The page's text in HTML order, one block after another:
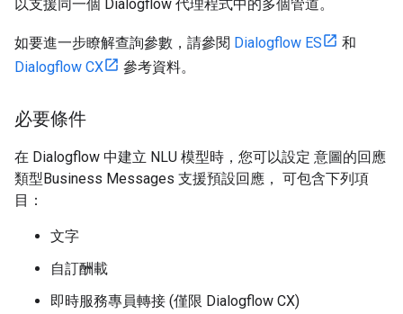
以支援同一個 Dialogflow 代理程式中的多個管道。
如要進一步瞭解查詢參數，請參閱 Dialogflow ES
和
Dialogflow CX
參考資料。
必要條件
在 Dialogflow 中建立 NLU 模型時，您可以設定 意圖的回應
類型Business Messages 支援預設回應， 可包含下列項
目：
文字
自訂酬載
即時服務專員轉接 (僅限 Dialogflow CX)